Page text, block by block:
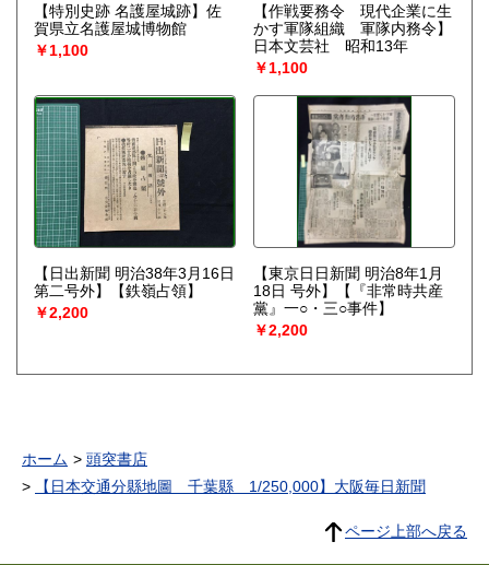
【特別史跡 名護屋城跡】佐
賀県立名護屋城博物館
￥1,100
【作戦要務令 現代企業に生
かす軍隊組織 軍隊内務令】
日本文芸社 昭和13年
￥1,100
【日出新聞 明治38年3月16日
第二号外】【鉄嶺占領】
￥2,200
【東京日日新聞 明治8年1月
18日 号外】【『非常時共産
黨』一○・三○事件】
￥2,200
ホーム
頭突書店
【日本交通分縣地圖 千葉縣 1/250,000】大阪毎日新聞
ページ上部へ戻る